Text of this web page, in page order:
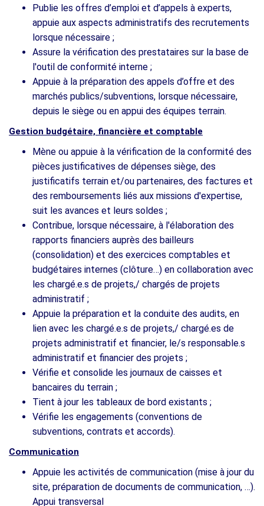
Publie les offres d’emploi et d’appels à experts,
appuie aux aspects administratifs des recrutements
lorsque nécessaire ;
Assure la vérification des prestataires sur la base de
l'outil de conformité interne ;
Appuie à la préparation des appels d’offre et des
marchés publics/subventions, lorsque nécessaire,
depuis le siège ou en appui des équipes terrain.
Gestion budgétaire, financière et comptable
Mène ou appuie à la vérification de la conformité des
pièces justificatives de dépenses siège, des
justificatifs terrain et/ou partenaires, des factures et
des remboursements liés aux missions d'expertise,
suit les avances et leurs soldes ;
Contribue, lorsque nécessaire, à l'élaboration des
rapports financiers auprès des bailleurs
(consolidation) et des exercices comptables et
budgétaires internes (clôture…) en collaboration avec
les chargé.e.s de projets,/ chargés de projets
administratif ;
Appuie la préparation et la conduite des audits, en
lien avec les chargé.e.s de projets,/ chargé.es de
projets administratif et financier, le/s responsable.s
administratif et financier des projets ;
Vérifie et consolide les journaux de caisses et
bancaires du terrain ;
Tient à jour les tableaux de bord existants ;
Vérifie les engagements (conventions de
subventions, contrats et accords).
Communication
Appuie les activités de communication (mise à jour du
site, préparation de documents de communication, …).
Appui transversal